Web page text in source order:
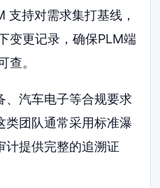
支持对需求集打基线，
变更记录，确保PLM端
查。
、汽车电子等合规要求
类团队通常采用标准瀑
计提供完整的追溯证